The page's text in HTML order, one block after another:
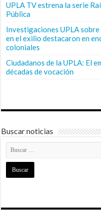
UPLA TV estrena la serie
Pública
Investigaciones UPLA
en el exilio destacaron en
coloniales
Ciudadanos de la UPLA: El
décadas de vocación
Buscar noticias